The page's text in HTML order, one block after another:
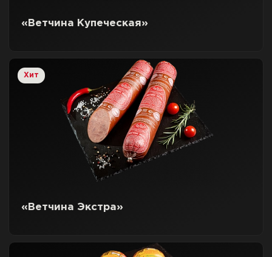
«Ветчина Купеческая»
Хит
«Ветчина Экстра»